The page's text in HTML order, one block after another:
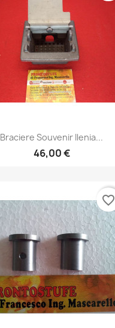
Braciere Souvenir Ilenia...
46,00 €
favorite_border